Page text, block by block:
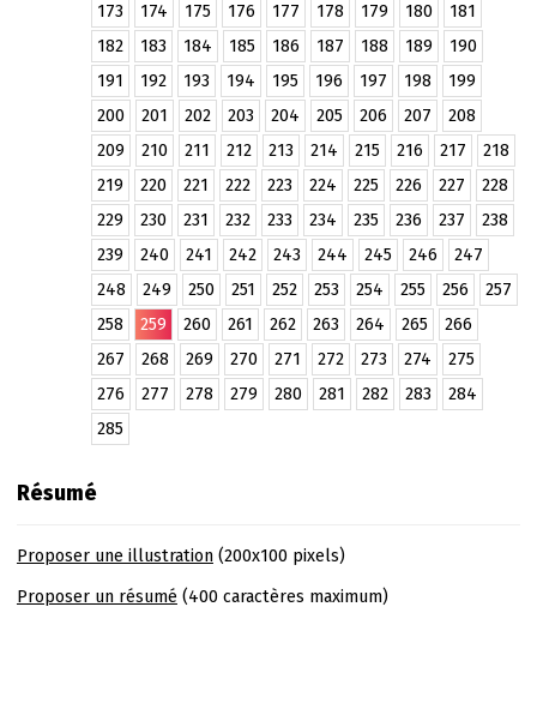
173
174 175 176 177 178 179 180
181
182
183 184 185 186 187 188 189
190
191
192 193 194 195 196 197 198
199
200
201 202 203 204 205 206 207
208
209
210 211 212 213 214 215 216 217
218
219
220 221 222 223 224 225 226 227
228
229
230 231 232 233 234 235 236 237
238
239
240 241 242 243 244 245 246
247
248
249 250 251 252 253 254 255 256
257
258
259 260 261 262 263 264 265
266
267
268 269 270 271 272 273 274
275
276
277 278 279 280 281 282 283
284
285
Résumé
Proposer une illustration(200x100 pixels)
Proposer un résumé (400 caractères maximum)